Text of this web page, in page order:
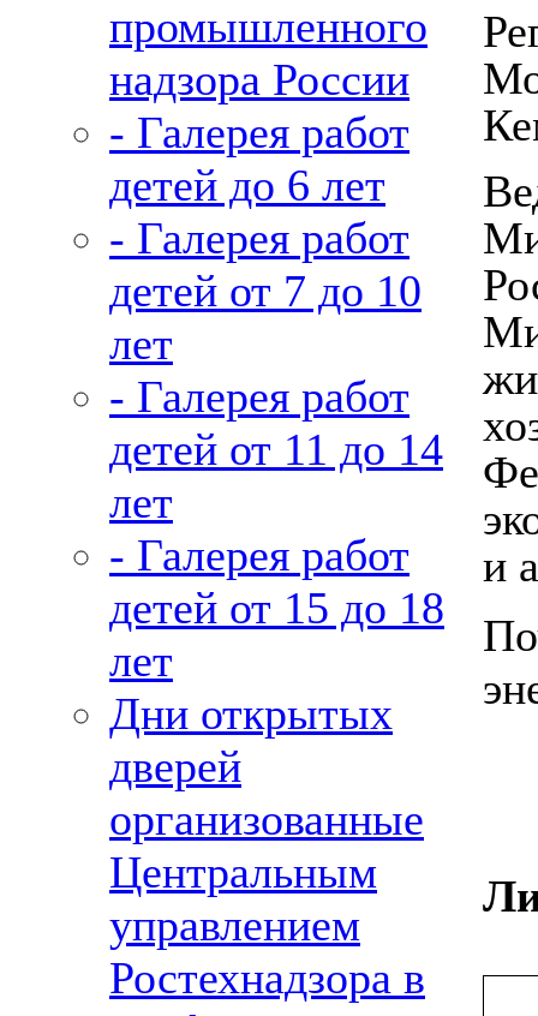
промышленного
надзора России
- Галерея работ
детей до 6 лет
- Галерея работ
детей от 7 до 10
лет
- Галерея работ
детей от 11 до 14
лет
- Галерея работ
детей от 15 до 18
лет
Дни открытых
дверей
организованные
Центральным
управлением
Ростехнадзора в
и